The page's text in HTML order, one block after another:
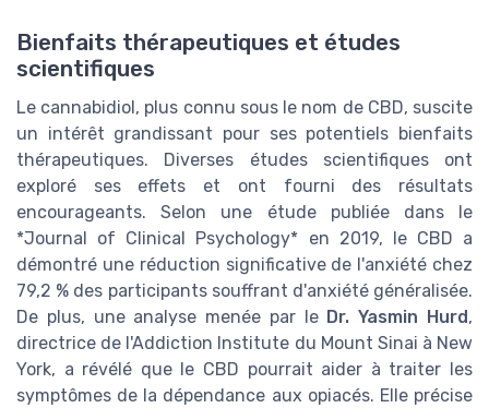
Bienfaits thérapeutiques et études
scientifiques
Le cannabidiol, plus connu sous le nom de CBD, suscite
un intérêt grandissant pour ses potentiels bienfaits
thérapeutiques. Diverses études scientifiques ont
exploré ses effets et ont fourni des résultats
encourageants. Selon une étude publiée dans le
*Journal of Clinical Psychology* en 2019, le CBD a
démontré une réduction significative de l'anxiété chez
79,2 % des participants souffrant d'anxiété généralisée.
De plus, une analyse menée par le Dr. Yasmin Hurd,
directrice de l'Addiction Institute du Mount Sinai à New
York, a révélé que le CBD pourrait aider à traiter les
symptômes de la dépendance aux opiacés. Elle précise